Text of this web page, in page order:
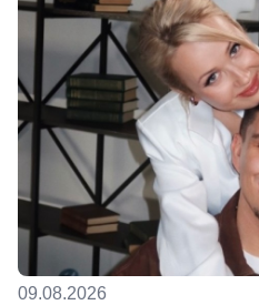
09.08.2026